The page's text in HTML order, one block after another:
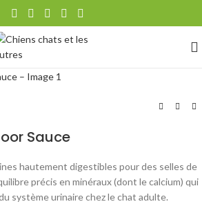
Sauce
hautement digestibles pour des selles de
précis en minéraux (dont le calcium) qui
système urinaire chez le chat adulte.